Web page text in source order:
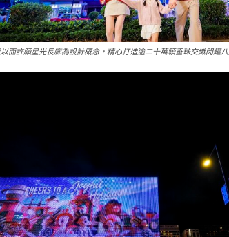
而許願星光長廊為設計概念，精心打造逾二十萬顆垂珠交織閃耀